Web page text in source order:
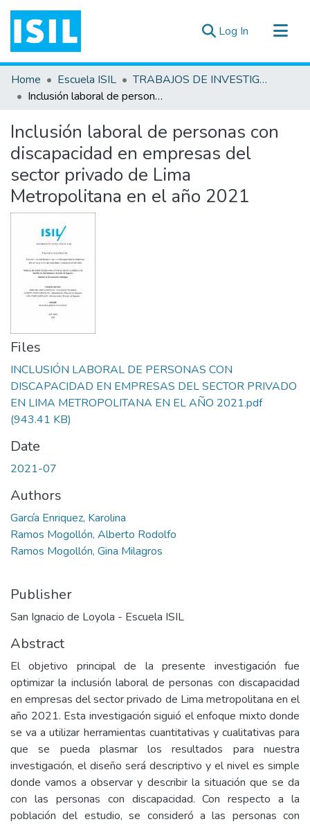
Log In (current)
All of DSpace
Statistics
Documentos ▾
Home Escuela ISIL
TRABAJOS DE INVESTIGACIÓN
Inclusión laboral de personas con discapacidad en empresas del sector privado de Lima Metropolitana en el año 2021
Inclusión laboral de personas con
discapacidad en empresas del
sector privado de Lima
Metropolitana en el año 2021
Files
INCLUSIÓN LABORAL DE PERSONAS CON
DISCAPACIDAD EN EMPRESAS DEL SECTOR PRIVADO
EN LIMA METROPOLITANA EN EL AÑO 2021.pdf
(943.41 KB)
Date
2021-07
Authors
García Enriquez, Karolina
Ramos Mogollón, Alberto Rodolfo
Ramos Mogollón, Gina Milagros
Publisher
San Ignacio de Loyola - Escuela ISIL
Abstract
El objetivo principal de la presente investigación fue
optimizar la inclusión laboral de personas con discapacidad
en empresas del sector privado de Lima metropolitana en el
año 2021. Esta investigación siguió el enfoque mixto donde
se va a utilizar herramientas cuantitativas y cualitativas para
que se pueda plasmar los resultados para nuestra
investigación, el diseño será descriptivo y el nivel es simple
donde vamos a observar y describir la situación que se da
con las personas con discapacidad. Con respecto a la
población del estudio, se consideró a las personas con